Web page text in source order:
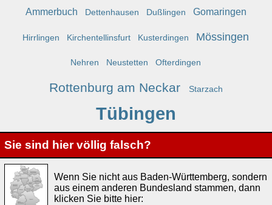
Ammerbuch
Dettenhausen Dußlingen Gomaringen
Hirrlingen Kirchentellinsfurt Kusterdingen Mössingen
Nehren Neustetten Ofterdingen
Rottenburg am Neckar Starzach
Tübingen
Sie sind hier völlig falsch?
Wenn Sie nicht aus Baden-Württemberg, sondern
aus einem anderen Bundesland stammen, dann
klicken Sie bitte hier: